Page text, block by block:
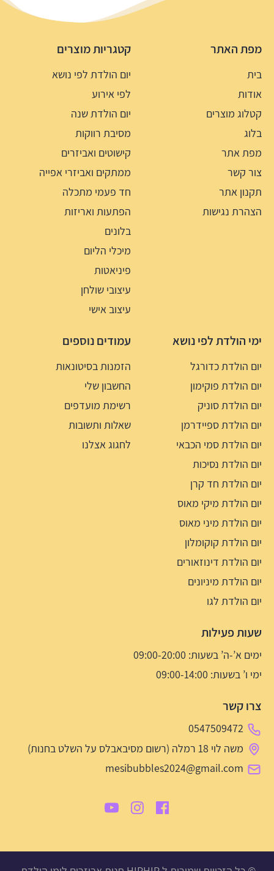
מפת האתר
בית
אודות
קטלוג מוצרים
בלוג
מפת אתר
צור קשר
תקנון אתר
הצהרת נגישות
קטגריות מוצרים
יום הולדת לפי נושא
לפי אירוע
יום הולדת שנה
מסיבת רווקות
קישוטים ואביזרים
ממתקים ואביזרי אפייה
חד פעמי מתכלה
הפתעות ואריזות
בלונים
מיכלי הליום
פיניאטות
עיצובי שולחן
עיצוב אישי
ימי הולדת לפי נושא
יום הולדת כדורגל
יום הולדת פוקימון
יום הולדת סוניק
יום הולדת ספיידרמן
יום הולדת סמי הכבאי
יום הולדת נסיכות
יום הולדת חד קרן
יום הולדת מיקי מאוס
יום הולדת מיני מאוס
יום הולדת קוקומלון
יום הולדת דינוזאורים
יום הולדת מיניונים
יום הולדת לגו
עמודים נוספים
הזמנות בסיטונאות
החשבון שלי
רשימת מועדפים
שאלות ותשובות
לחגוג אצלנו
שעות פעילות
ימים א’-ה’ בשעות: 09:00-20:00
ימי ו’ בשעות: 09:00-14:00
צרו קשר
0547509472
משה לוי 18 רמלה (רשום מסיבאבלס על השלט בחנות)
mesibubbles2024@gmail.com